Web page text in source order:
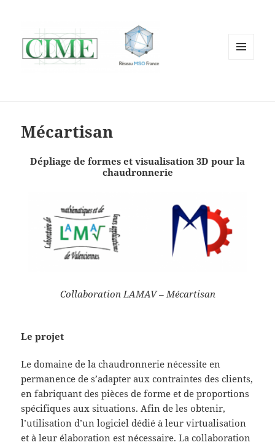
Mécartisan
Dépliage de formes et visualisation 3D pour la
chaudronnerie
Collaboration LAMAV – Mécartisan
Le projet
Le domaine de la chaudronnerie nécessite en
permanence de s’adapter aux contraintes des clients,
en fabriquant des pièces de forme et de proportions
spécifiques aux situations. Afin de les obtenir,
l’utilisation d’un logiciel dédié à leur virtualisation
et à leur élaboration est nécessaire. La collaboration